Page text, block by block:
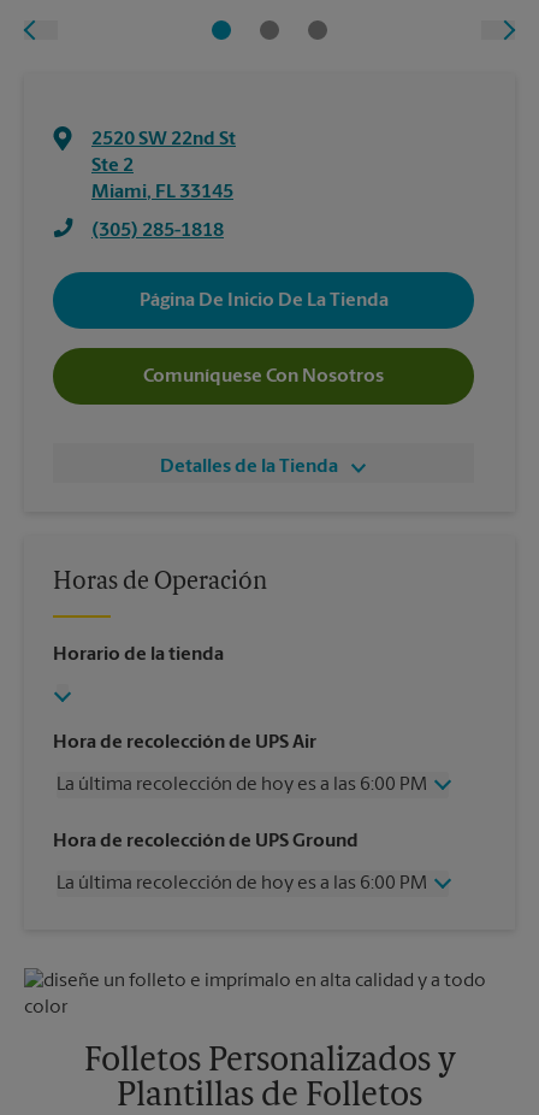
2520 SW 22nd St
Ste 2
Miami, FL 33145
(305) 285-1818
Página De Inicio De La Tienda
Comuníquese Con Nosotros
Detalles de la Tienda
Horas de Operación
Horario de la tienda
Hora de recolección de UPS Air
La última recolección de hoy es a las 6:00 PM
Miércoles
6:00 PM
Viernes
6:00 PM
6:00 PM
Hora de recolección de UPS Ground
La última recolección de hoy es a las 6:00 PM
Viernes
6:00 PM
Sábado
Lunes
6:00 PM
6:00 PM
Folletos Personalizados y
Plantillas de Folletos